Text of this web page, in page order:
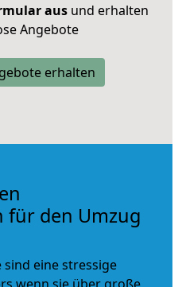
ausund erhalten
Angebote
erhalten
für den Umzug
sind eine stressige